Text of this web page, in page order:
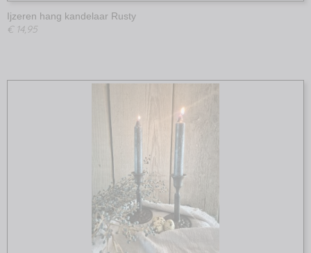
Ijzeren hang kandelaar Rusty
€ 14,95